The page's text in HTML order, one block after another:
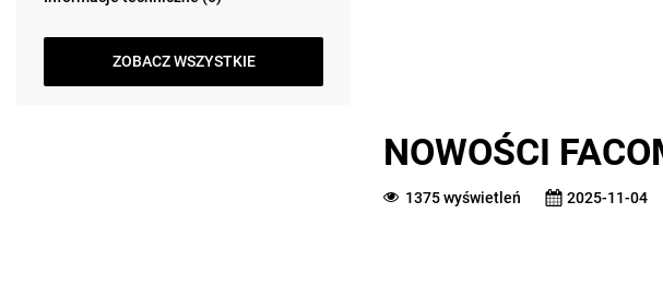
ZOBACZ WSZYSTKIE
NOWOŚCI
1375 wyświetleń 2025-11-04